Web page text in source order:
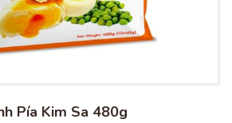
Pía Kim Sa 480g